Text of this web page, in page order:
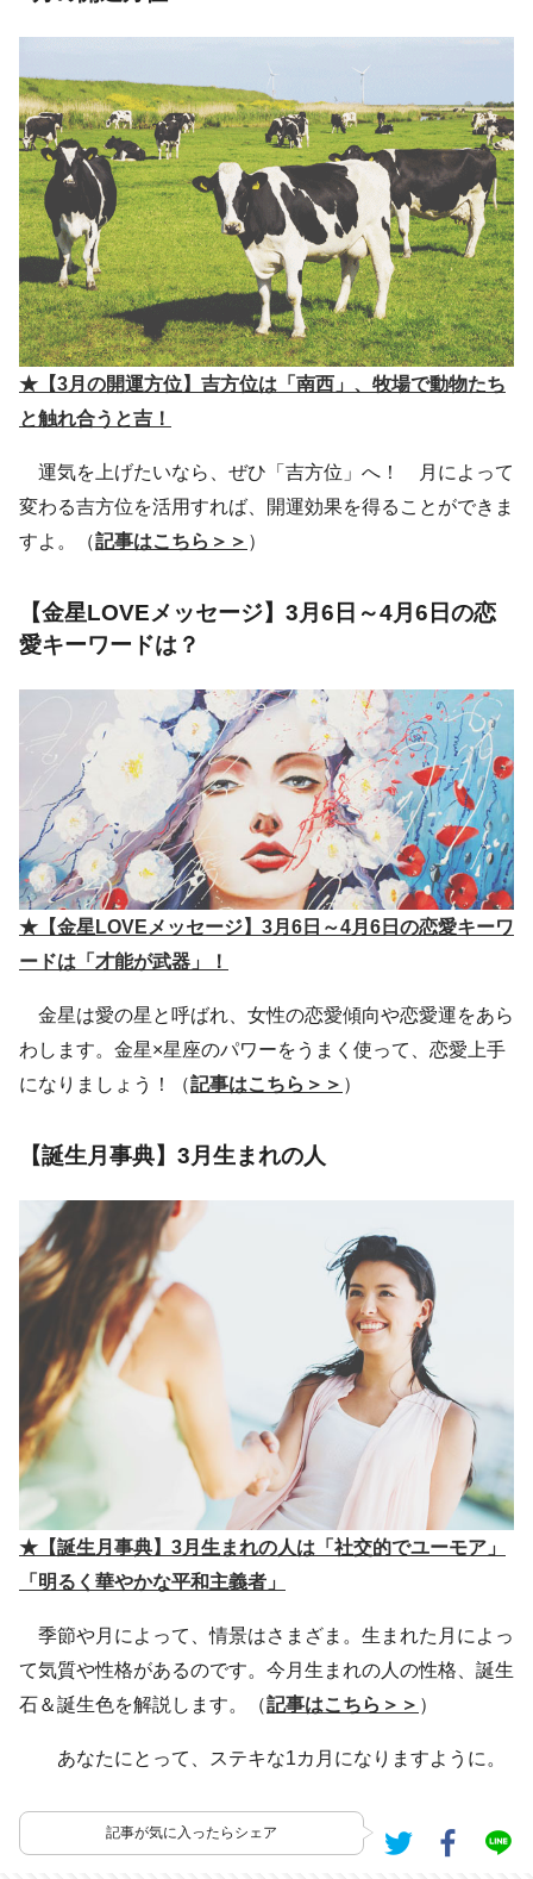
★【3月の開運方位】吉方位は「南西」、牧場で動物たち
と触れ合うと吉！
運気を上げたいなら、ぜひ「吉方位」へ！ 月によって
変わる吉方位を活用すれば、開運効果を得ることができま
すよ。（記事はこちら＞＞ ）
【金星LOVEメッセージ】3月6日～4月6日の恋
愛キーワードは？
★【金星LOVEメッセージ】3月6日～4月6日の恋愛キーワ
ードは「才能が武器」！
金星は愛の星と呼ばれ、女性の恋愛傾向や恋愛運をあら
わします。金星×星座のパワーをうまく使って、恋愛上手
になりましょう！（記事はこちら＞＞ ）
【誕生月事典】3月生まれの人
★【誕生月事典】3月生まれの人は「社交的でユーモア」
「明るく華やかな平和主義者」
季節や月によって、情景はさまざま。生まれた月によっ
て気質や性格があるのです。今月生まれの人の性格、誕生
石＆誕生色を解説します。（記事はこちら＞＞ ）
あなたにとって、ステキな1カ月になりますように。
記事が気に入ったらシェア